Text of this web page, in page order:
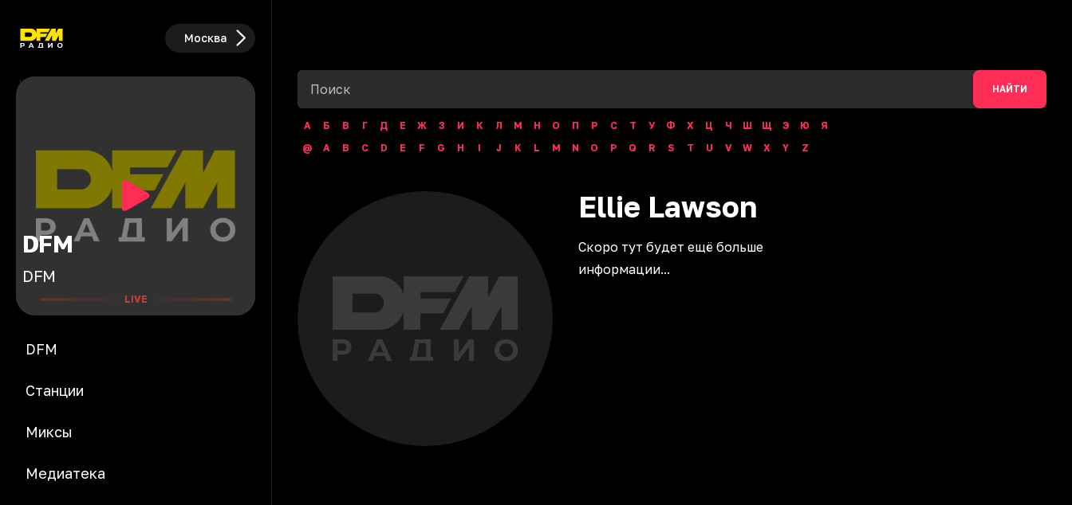
Москва
DFM
DFM
LIVE
DFM
Станции
Миксы
Медиатека
НАЙТИ
А Б В Г Д Е Ж З И К Л М Н О П Р С Т У Ф Х Ц Ч Ш Щ Э Ю
Я
@
A B C D E F G H I J K L M N O P Q R S T U V W X Y Z
Ellie Lawson
Скоро тут будет ещё больше
информации...